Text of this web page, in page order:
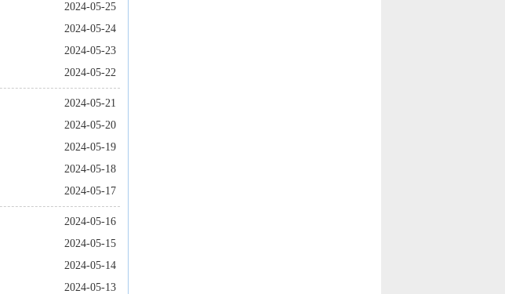
2024-05-25
2024-05-24
2024-05-23
2024-05-22
2024-05-21
2024-05-20
2024-05-19
2024-05-18
2024-05-17
2024-05-16
2024-05-15
2024-05-14
2024-05-13